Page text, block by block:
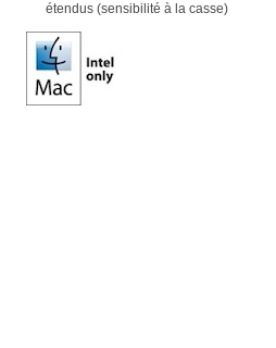
étendus (sensibilité à la casse)